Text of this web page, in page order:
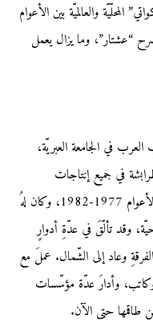
والعالميّة بين الأعوام
“عشتار”، وما يزال يعمل
في الجامعة العبريّة،
عام 1977. شارك طرابشة في جميع إنتاجات
وجولات فرقة “الحكواتي” المحلّيّة والعالميّة بين الأعوام 1977-1982، وكان لهُ
وقد تألّقَ في عدّةِ أدوارٍ
وعاد إلى الشّمال. عملَ مع
وأدارَ عدّة مؤسّسات
طاقمها حتى الآن.